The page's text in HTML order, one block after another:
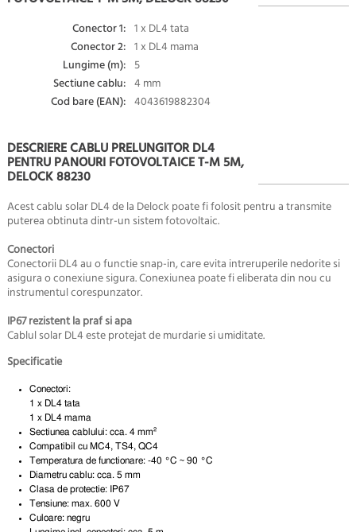
Conector 1: 1 x DL4 tata
Conector 2: 1 x DL4 mama
Lungime (m): 5
Sectiune cablu: 4 mm
Cod bare (EAN): 4043619882304
DESCRIERE CABLU PRELUNGITOR DL4
PENTRU PANOURI FOTOVOLTAICE T-M 5M,
DELOCK 88230
Acest cablu solar DL4 de la Delock poate fi folosit pentru a transmite
puterea obtinuta dintr-un sistem fotovoltaic.
Conectori
Conectorii DL4 au o functie snap-in, care evita intreruperile nedorite si
asigura o conexiune sigura. Conexiunea poate fi eliberata din nou cu
instrumentul corespunzator.
IP67 rezistent la praf si apa
Cablul solar DL4 este protejat de murdarie si umiditate.
Specificatie
Conectori:
1 x DL4 tata
1 x DL4 mama
Sectiunea cablului: cca. 4 mm²
Compatibil cu MC4, TS4, QC4
Temperatura de functionare: -40 °C ~ 90 °C
Diametru cablu: cca. 5 mm
Clasa de protectie: IP67
Tensiune: max. 600 V
Culoare: negru